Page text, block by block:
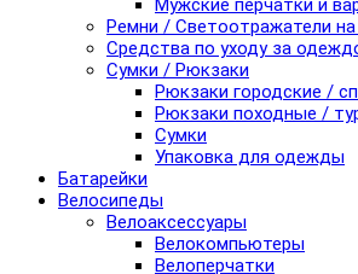
Мужские перчатки и
Ремни / Светоотражатели
Средства по уходу за
Сумки / Рюкзаки
Рюкзаки городские /
Рюкзаки походные /
Сумки
Упаковка для одежды
Батарейки
Велосипеды
Велоаксессуары
Велокомпьютеры
Велоперчатки